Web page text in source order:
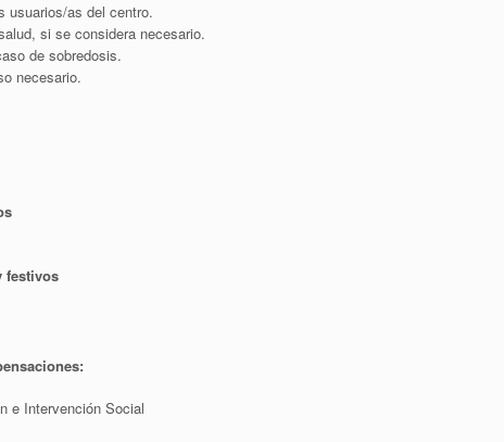
usuarios/as del centro.
si se considera necesario.
de sobredosis.
necesario.
festivos
e Intervención Social